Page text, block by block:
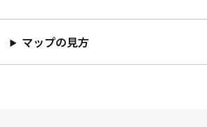
マップの見方